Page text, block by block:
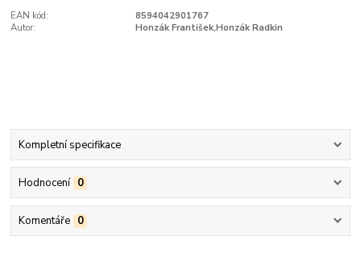
EAN kód:
8594042901767
Autor:
Honzák František,Honzák Radkin
Kompletní specifikace
Hodnocení 0
Komentáře 0